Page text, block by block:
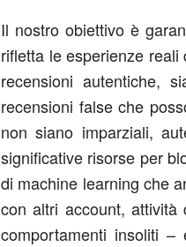
Il nostro obiettivo è
rifletta le esperienze
recensioni autentiche,
recensioni false che
non siano imparziali,
significative risorse per
di machine learning che
con altri account, attività
comportamenti insoliti –